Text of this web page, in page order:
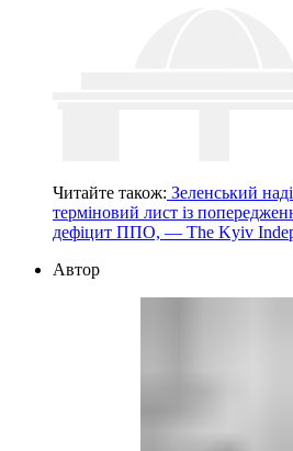
Читайте також: Зеленський
терміновий лист із
дефіцит ППО, — The Kyiv
Автор